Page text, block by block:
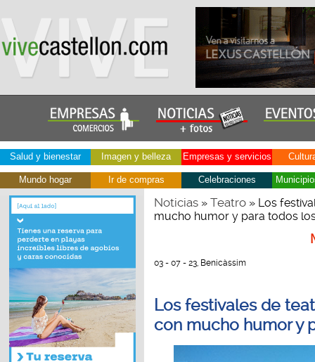
Salud y bienestar Imagen y belleza Empresas y servicios
Mundo hogar Ir de compras Celebraciones
Noticias» Teatro» Los
mucho humor y para todos
03 - 07 - 23, Benicàssim
Los festivales de
con mucho humor y